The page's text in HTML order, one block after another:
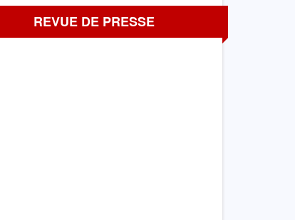
REVUE DE PRESSE